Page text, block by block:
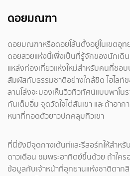
ดอยมณฑา
ดอยมณฑาหรือดอยโล้นตั้งอยู่ในเขตอุท
ดอยสวยแห่งนี้เพิ่งเป็นที่รู้จักของนักเดิ
แหล่งท่องเที่ยวแห่งใหม่สำหรับคนที่ชอ
สัมผัสกับธรรมชาติอย่างใกล้ชิด ไฮไล
ลานโล่งจะมองเห็นวิวทิวทัศน์แบบพาโน
กันเต็มอิ่ม จุดวัดใจไต่สันเขา และถ้าอาก
หนาที่ทอดตัวยาวปกคลุมทิวเขา
ที่นี่ยังมีจุดกางเต้นท์และรีสอร์ทให้สำห
ดาวเดือน ชมพระอาทิตย์ขึ้นด้วย ถ้าใค
ข้อมูลกับเจ้าหน้าที่อุทยานแห่งชาติตาก